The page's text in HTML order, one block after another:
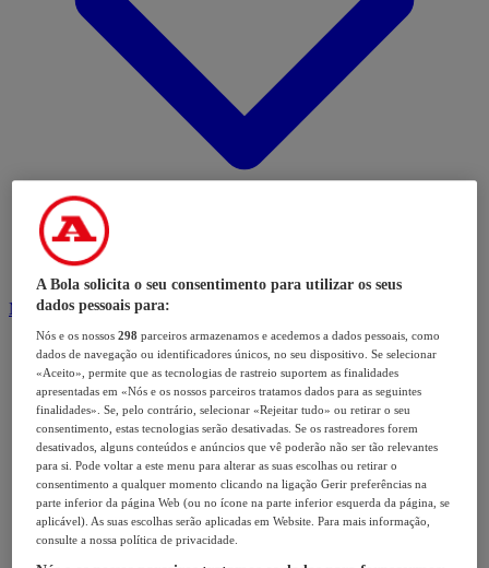
Modalidades
A Bola solicita o seu consentimento para utilizar os seus
dados pessoais para:
Nós e os nossos298 parceiros armazenamos e acedemos a dados pessoais, como
dados de navegação ou identificadores únicos, no seu dispositivo. Se selecionar
«Aceito», permite que as tecnologias de rastreio suportem as finalidades
apresentadas em «Nós e os nossos parceiros tratamos dados para as seguintes
finalidades». Se, pelo contrário, selecionar «Rejeitar tudo» ou retirar o seu
consentimento, estas tecnologias serão desativadas. Se os rastreadores forem
desativados, alguns conteúdos e anúncios que vê poderão não ser tão relevantes
para si. Pode voltar a este menu para alterar as suas escolhas ou retirar o
consentimento a qualquer momento clicando na ligação Gerir preferências na
parte inferior da página Web (ou no ícone na parte inferior esquerda da página, se
aplicável). As suas escolhas serão aplicadas em Website. Para mais informação,
consulte a nossa política de privacidade.